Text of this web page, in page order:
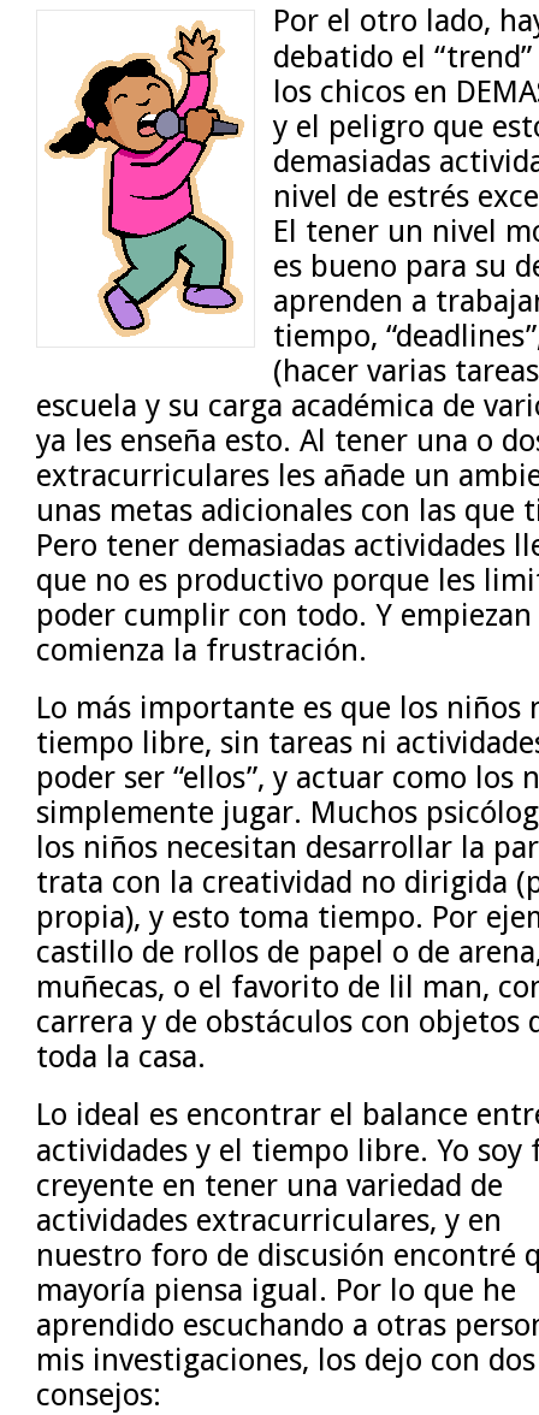
Por el otro lado,
debatido el
los chicos en
y el peligro que
demasiadas
nivel de estrés
El tener un nivel
es bueno para su
aprenden a
tiempo,
(hacer varias
escuela y su carga académica de
ya les enseña esto. Al tener una o
extracurriculares les añade un
unas metas adicionales con las que
Pero tener demasiadas actividades
que no es productivo porque les
poder cumplir con todo. Y
comienza la frustración.
Lo más importante es que los niños
tiempo libre, sin tareas ni
poder ser “ellos”, y actuar como los
simplemente jugar. Muchos
los niños necesitan desarrollar la
trata con la creatividad no dirigida
propia), y esto toma tiempo. Por
castillo de rollos de papel o de
muñecas, o el favorito de lil man,
carrera y de obstáculos con objetos
toda la casa.
Lo ideal es encontrar el balance
actividades y el tiempo libre. Yo soy
creyente en tener una variedad de
actividades extracurriculares, y en
nuestro foro de discusión encontré
mayoría piensa igual. Por lo que he
aprendido escuchando a otras
mis investigaciones, los dejo con dos
consejos: